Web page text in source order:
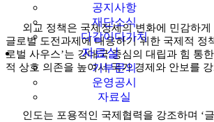
공지사항
재단소식
다같이다가치
자료실
기부문의
운영공시
자료실
외교 정책은 국제정세의 변화에 민감하게
글로벌 도전과제에 대응하기 위한 국제적
로벌 사우스’는 강대국 중심의 대립과 힘 통
적 상호 의존을 높여서 국가 경제와 안보를
인도는 포용적인 국제협력을 강조하며 ‘글